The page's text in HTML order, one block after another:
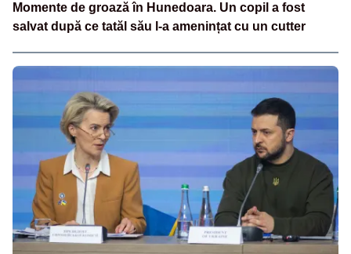
Momente de groază în Hunedoara. Un copil a fost
salvat după ce tatăl său l-a amenințat cu un cutter